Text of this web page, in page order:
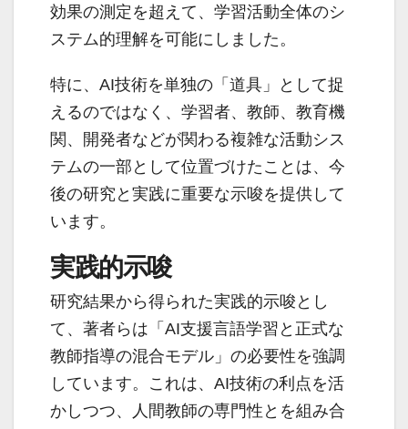
効果の測定を超えて、学習活動全体のシ
ステム的理解を可能にしました。
特に、AI技術を単独の「道具」として捉
えるのではなく、学習者、教師、教育機
関、開発者などが関わる複雑な活動シス
テムの一部として位置づけたことは、今
後の研究と実践に重要な示唆を提供して
います。
実践的示唆
研究結果から得られた実践的示唆とし
て、著者らは「AI支援言語学習と正式な
教師指導の混合モデル」の必要性を強調
しています。これは、AI技術の利点を活
かしつつ、人間教師の専門性とを組み合